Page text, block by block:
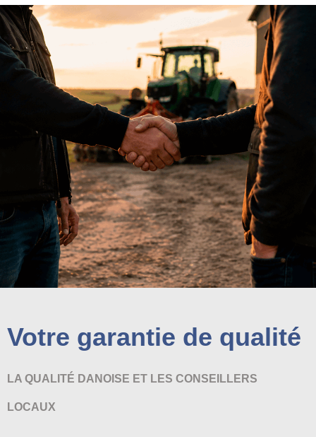
Votre garantie de qualité
LA QUALITÉ DANOISE ET LES CONSEILLERS
LOCAUX